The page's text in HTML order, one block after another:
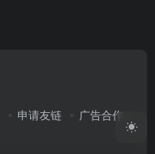
申请友链 广告合作